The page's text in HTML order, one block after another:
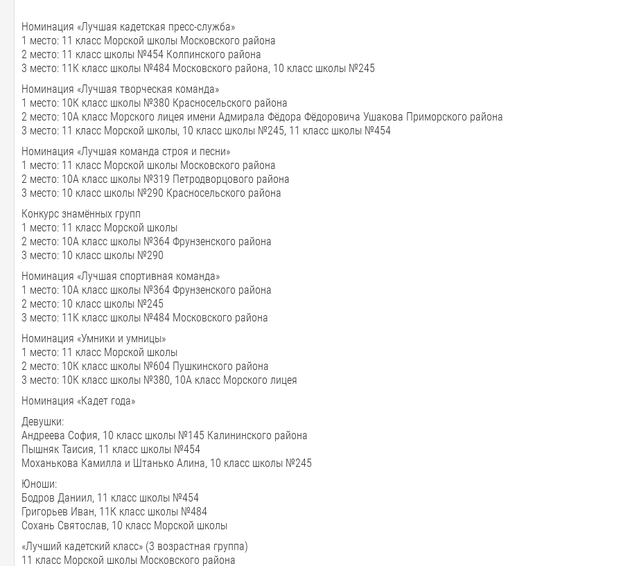
Номинация «Лучшая кадетская пресс-служба»
1 место: 11 класс Морской школы Московского района
2 место: 11 класс школы №454 Колпинского района
3 место: 11К класс школы №484 Московского района, 10 класс школы №245
Номинация «Лучшая творческая команда»
1 место: 10К класс школы №380 Красносельского района
2 место: 10А класс Морского лицея имени Адмирала Фёдора Фёдоровича Ушакова Приморского района
3 место: 11 класс Морской школы, 10 класс школы №245, 11 класс школы №454
Номинация «Лучшая команда строя и песни»
1 место: 11 класс Морской школы Московского района
2 место: 10А класс школы №319 Петродворцового района
3 место: 10 класс школы №290 Красносельского района
Конкурс знамённых групп
1 место: 11 класс Морской школы
2 место: 10А класс школы №364 Фрунзенского района
3 место: 10 класс школы №290
Номинация «Лучшая спортивная команда»
1 место: 10А класс школы №364 Фрунзенского района
2 место: 10 класс школы №245
3 место: 11К класс школы №484 Московского района
Номинация «Умники и умницы»
1 место: 11 класс Морской школы
2 место: 10К класс школы №604 Пушкинского района
3 место: 10К класс школы №380, 10А класс Морского лицея
Номинация «Кадет года»
Девушки:
Андреева София, 10 класс школы №145 Калининского района
Пышняк Таисия, 11 класс школы №454
Моханькова Камилла и Штанько Алина, 10 класс школы №245
Юноши:
Бодров Даниил, 11 класс школы №454
Григорьев Иван, 11К класс школы №484
Сохань Святослав, 10 класс Морской школы
«Лучший кадетский класс» (3 возрастная группа)
11 класс Морской школы Московского района